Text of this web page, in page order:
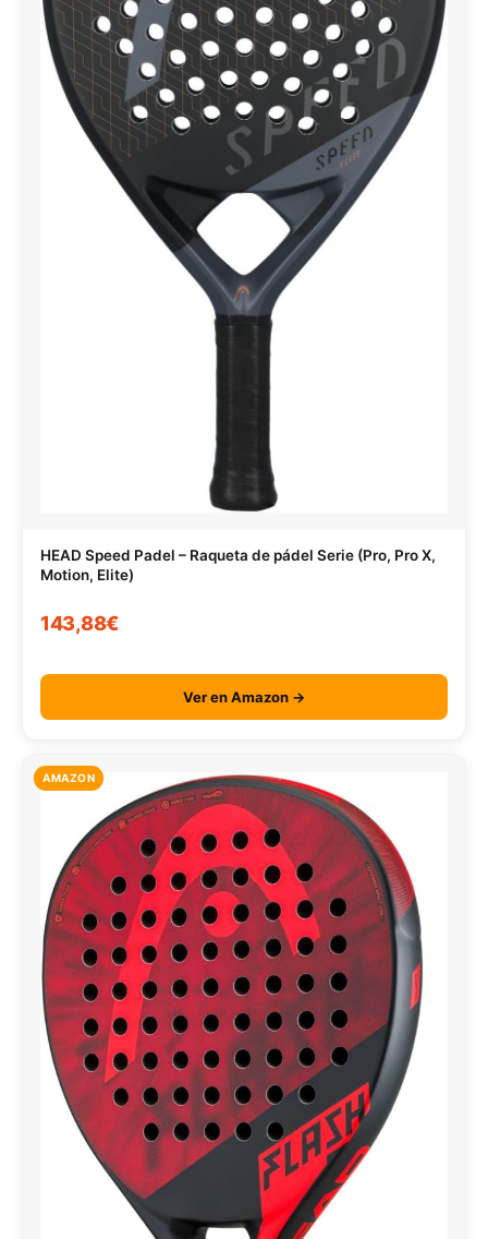
HEAD Speed Padel – Raqueta de pádel Serie (Pro, Pro X,
Motion, Elite)
143,88€
Ver en Amazon →
AMAZON